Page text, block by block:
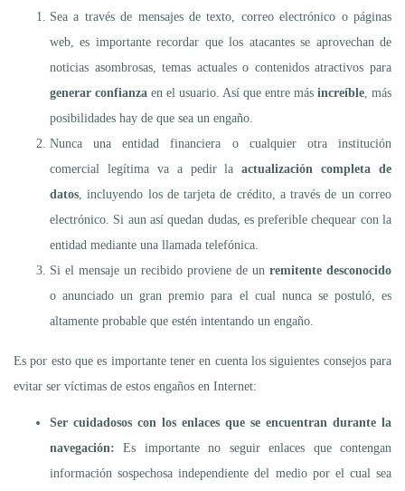
Sea a través de mensajes de texto, correo electrónico o páginas
web, es importante recordar que los atacantes se aprovechan de
noticias asombrosas, temas actuales o contenidos atractivos para
generar confianza en el usuario. Así que entre más increíble , más
posibilidades hay de que sea un engaño.
Nunca una entidad financiera o cualquier otra institución
comercial legítima va a pedir laactualización completa de
datos , incluyendo los de tarjeta de crédito, a través de un correo
electrónico. Si aun así quedan dudas, es preferible chequear con la
entidad mediante una llamada telefónica.
Si el mensaje un recibido proviene de un remitente desconocido
o anunciado un gran premio para el cual nunca se postuló, es
altamente probable que estén intentando un engaño.
Es por esto que es importante tener en cuenta los siguientes consejos para
evitar ser víctimas de estos engaños en Internet:
Ser cuidadosos con los enlaces que se encuentran durante la
navegación:Es importante no seguir enlaces que contengan
información sospechosa independiente del medio por el cual sea